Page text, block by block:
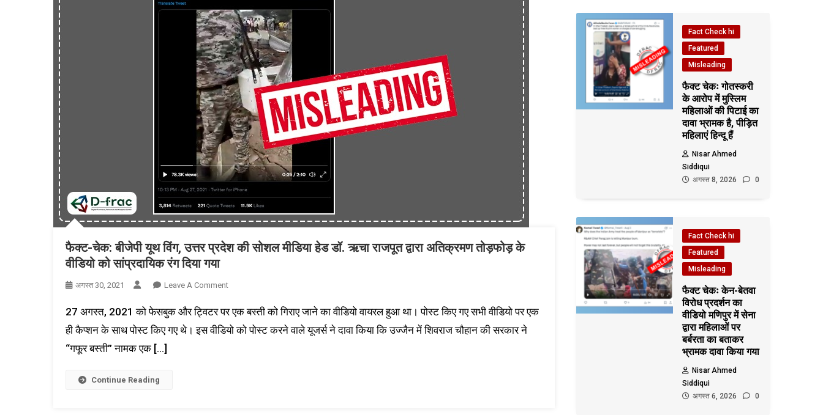
फैक्ट-चेक: बीजेपी यूथ विंग, उत्तर प्रदेश की सोशल मीडिया हेड डॉ. ऋचा राजपूत द्वारा अतिक्रमण तोड़फोड़ के
वीडियो को सांप्रदायिक रंग दिया गया
अगस्त 30, 2021 Leave A CommentOn
चेक:
बीजेपी
27 अगस्त, 2021 को फेसबुक और ट्विटर पर एक बस्ती को गिराए जाने का वीडियो वायरल हुआ था। पोस्ट किए गए सभी वीडियो पर एक
ही कैप्शन के साथ पोस्ट किए गए थे। इस वीडियो को पोस्ट करने वाले यूजर्स ने दावा किया कि उज्जैन में शिवराज चौहान की सरकार ने
“गफूर बस्ती” नामक एक […]
Continue Reading
Fact Check hi
Featured
Misleading
फैक्ट चेकः गोतस्करी
के आरोप में मुस्लिम
महिलाओं की पिटाई का
दावा भ्रामक है, पीड़ित
महिलाएं हिन्दू हैं
Nisar Ahmed
Siddiqui
अगस्त 8, 2026
0
Fact Check hi
Featured
Misleading
फैक्ट चेकः केन-बेतवा
विरोध प्रदर्शन का
वीडियो मणिपुर में सेना
द्वारा महिलाओं पर
बर्बरता का बताकर
भ्रामक दावा किया गया
Nisar Ahmed
Siddiqui
अगस्त 6, 2026
0